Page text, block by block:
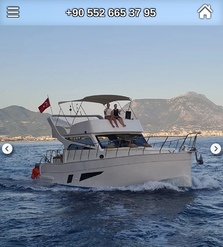
+90 552 665 37 95